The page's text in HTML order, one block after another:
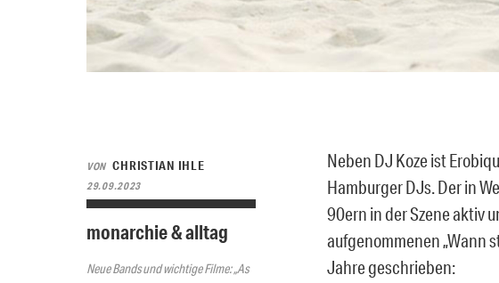
VON CHRISTIAN IHLE
29.09.2023
monarchie & alltag
Neue Bands und wichtige Filme: „As
Neben DJ Koze ist
Hamburger DJs. Der in
90ern in der Szene aktiv
aufgenommenen „Wann
Jahre geschrieben: